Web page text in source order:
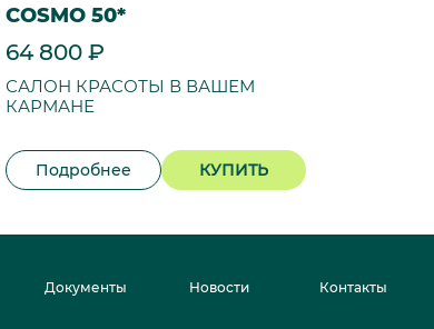
COSMO 50*
64 800 ₽
САЛОН КРАСОТЫ В ВАШЕМ
КАРМАНЕ
Подробнее КУПИТЬ
Документы Новости Контакты